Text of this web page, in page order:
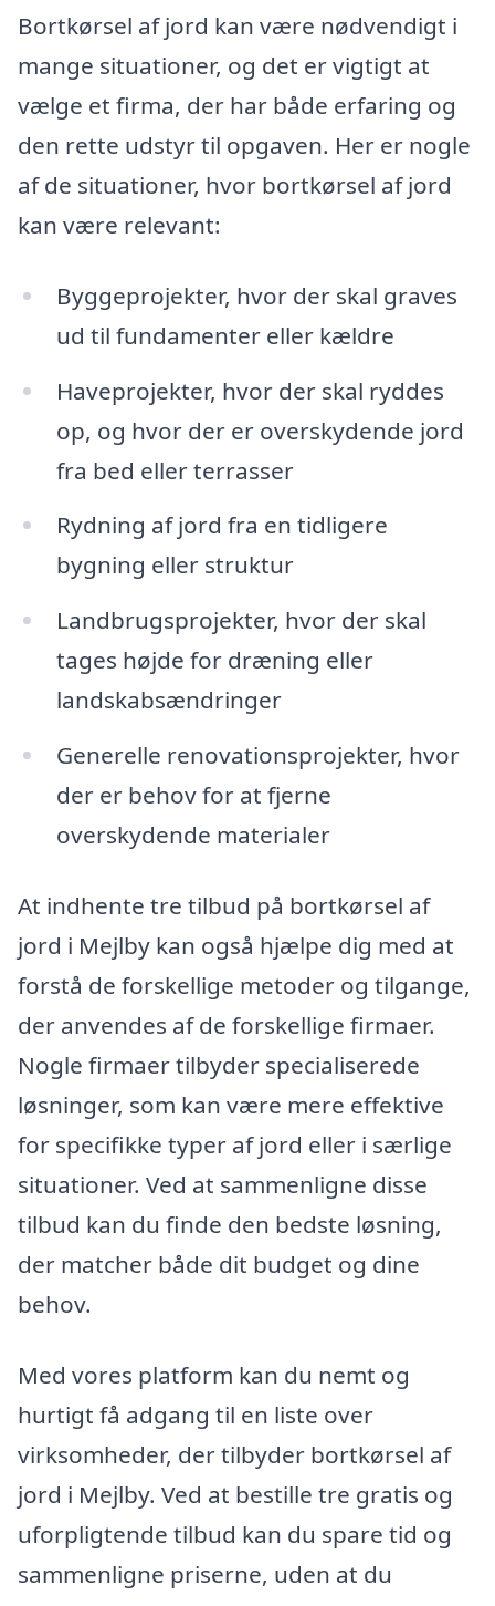
Bortkørsel af jord kan være nødvendigt i
mange situationer, og det er vigtigt at
vælge et firma, der har både erfaring og
den rette udstyr til opgaven. Her er nogle
af de situationer, hvor bortkørsel af jord
kan være relevant:
Byggeprojekter, hvor der skal graves
ud til fundamenter eller kældre
Haveprojekter, hvor der skal ryddes
op, og hvor der er overskydende jord
fra bed eller terrasser
Rydning af jord fra en tidligere
bygning eller struktur
Landbrugsprojekter, hvor der skal
tages højde for dræning eller
landskabsændringer
Generelle renovationsprojekter, hvor
der er behov for at fjerne
overskydende materialer
At indhente tre tilbud på bortkørsel af
jord i Mejlby kan også hjælpe dig med at
forstå de forskellige metoder og tilgange,
der anvendes af de forskellige firmaer.
Nogle firmaer tilbyder specialiserede
løsninger, som kan være mere effektive
for specifikke typer af jord eller i særlige
situationer. Ved at sammenligne disse
tilbud kan du finde den bedste løsning,
der matcher både dit budget og dine
behov.
Med vores platform kan du nemt og
hurtigt få adgang til en liste over
virksomheder, der tilbyder bortkørsel af
jord i Mejlby. Ved at bestille tre gratis og
uforpligtende tilbud kan du spare tid og
sammenligne priserne, uden at du